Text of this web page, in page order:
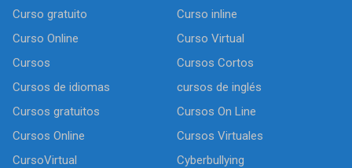
Curso gratuito
Curso inline
Curso Online
Curso Virtual
Cursos
Cursos Cortos
Cursos de idiomas
cursos de inglés
Cursos gratuitos
Cursos On Line
Cursos Online
Cursos Virtuales
CursoVirtual
Cyberbullying